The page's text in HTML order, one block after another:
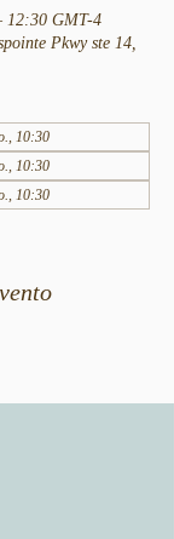
12:30 GMT-4
Pkwy ste 14,
10:30
10:30
10:30